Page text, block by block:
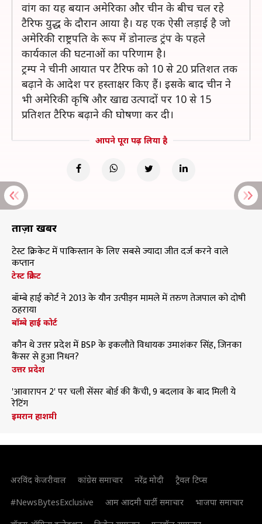
वांग का यह बयान अमेरिका और चीन के बीच चल रहे
टैरिफ युद्ध के दौरान आया है। यह एक ऐसी लड़ाई है जो
अमेरिकी राष्ट्रपति के रूप में डोनाल्ड ट्रंप के पहले
कार्यकाल की घटनाओं का परिणाम है।
ट्रम्प ने चीनी आयात पर टैरिफ को 10 से 20 प्रतिशत तक
बढ़ाने के आदेश पर हस्ताक्षर किए हैं। इसके बाद चीन ने
भी अमेरिकी कृषि और खाद्य उत्पादों पर 10 से 15
प्रतिशत टैरिफ बढ़ाने की घोषणा कर दी।
आपने पूरा पढ़ लिया है
ताज़ा खबरें
टेस्ट क्रिकेट में पाकिस्तान के लिए सबसे ज्यादा जीत दर्ज करने वाले
कप्तान
टेस्ट क्रिकेट
बॉम्बे हाई कोर्ट ने 2013 के यौन उत्पीड़न मामले में तरुण तेजपाल को दोषी
ठहराया
बॉम्बे हाई कोर्ट
कौन थे उत्तर प्रदेश में BSP के इकलौते विधायक उमाशंकर सिंह, जिनका
कैंसर से हुआ निधन?
उत्तर प्रदेश
'आवारापन 2' पर चली सेंसर बोर्ड की कैंची, 9 बदलाव के बाद मिली ये
रेटिंग
इमरान हाशमी
अरविंद केजरीवाल कांग्रेस समाचार नरेंद्र मोदी
ट्रैवल टिप्स
#NewsBytesExclusive
आम आदमी पार्टी समाचार
भाजपा समाचार